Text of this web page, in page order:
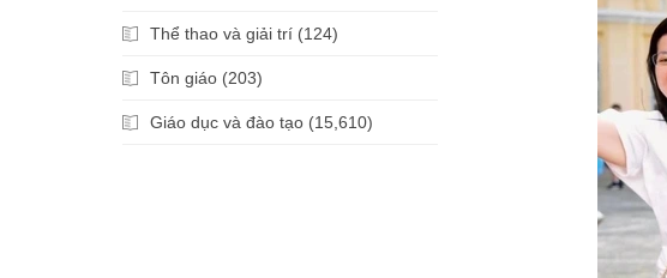
Thể thao và giải trí (124)
Tôn giáo (203)
Giáo dục và đào tạo (15,610)